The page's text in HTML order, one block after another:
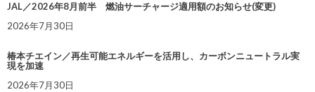
JAL／2026年8月前半 燃油サーチャージ適用額のお知らせ(変更)
2026年7月30日
椿本チエイン／再生可能エネルギーを活用し、カーボンニュートラル実
現を加速
2026年7月30日